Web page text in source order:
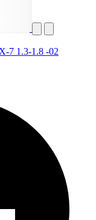
7 1.3-1.8 -02